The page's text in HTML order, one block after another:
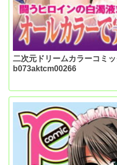
二次元ドリームカラーコミ
b073aktcm00266